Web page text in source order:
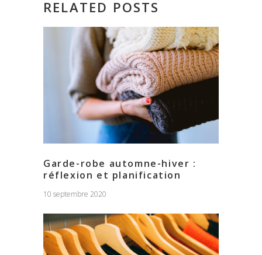
RELATED POSTS
Garde-robe automne-hiver :
réflexion et planification
10 septembre 2020